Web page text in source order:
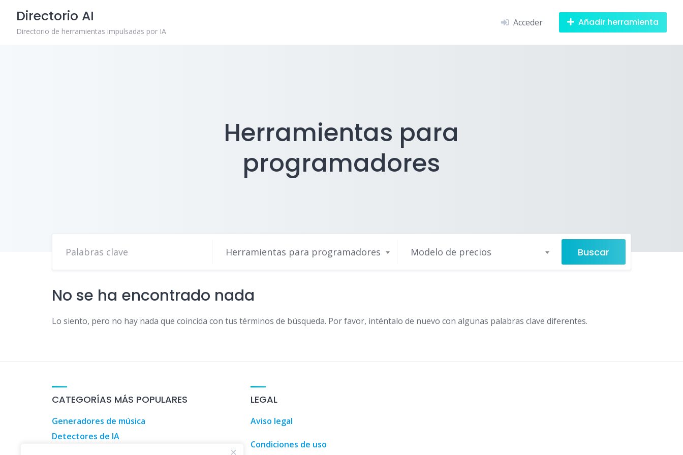
content
Directorio AI
Directorio de herramientas impulsadas por IA
Acceder Añadir herramienta
Herramientas para
programadores
Herramientas para programadores Modelo de precios Buscar
No se ha encontrado nada
Lo siento, pero no hay nada que coincida con tus términos de búsqueda. Por favor, inténtalo de nuevo con algunas palabras clave diferentes.
CATEGORÍAS MÁS POPULARES
Generadores de música
Detectores de IA
LEGAL
Aviso legal
Condiciones de uso